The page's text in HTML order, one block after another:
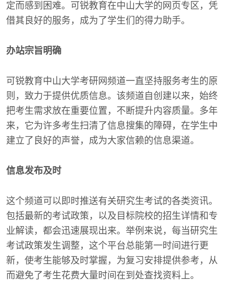
定而感到困难。可锐教育在中山大学的网页专区，凭
借其良好的服务，成为了学生们的得力助手。
办站宗旨明确
可锐教育中山大学考研网频道一直坚持服务考生的原
则，致力于提供优质信息。该频道自创建以来，始终
把考生需求放在重要位置，不断提升内容质量。多年
来，它为许多考生扫清了信息搜集的障碍，在学生中
建立了良好的声誉，成为大家信赖的信息渠道。
信息发布及时
这个频道可以即时推送有关研究生考试的各类资讯。
包括最新的考试政策，以及目标院校的招生详情和专
业解读，都会迅速展现出来。举例来说，每当研究生
考试政策发生调整，这个平台总能第一时间进行更
新，使考生能够及时掌握，为复习安排提供参考，从
而避免了考生花费大量时间在到处查找资料上。